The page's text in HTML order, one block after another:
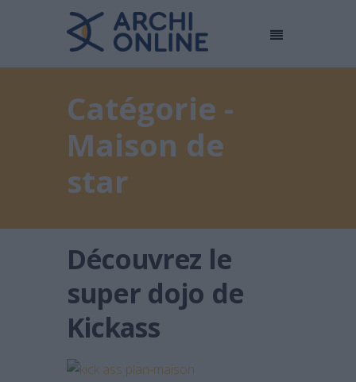
Catégorie -
Maison de
star
Découvrez le
super dojo de
Kickass